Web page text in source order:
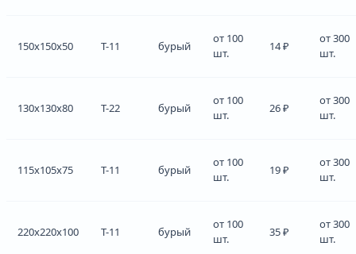
150x150x50 Т-11 бурый
от 100
шт.
14 ₽
от 300
шт.
130x130x80 Т-22 бурый
от 100
шт.
26 ₽
от 300
шт.
115x105x75 Т-11 бурый
от 100
шт.
19 ₽
от 300
шт.
220x220x100 Т-11 бурый
от 100
шт.
35 ₽
от 300
шт.